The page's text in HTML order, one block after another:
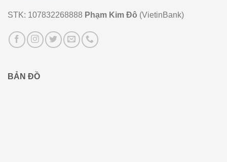
STK: 107832268888 Phạm Kim Đô (VietinBank)
BẢN ĐỒ